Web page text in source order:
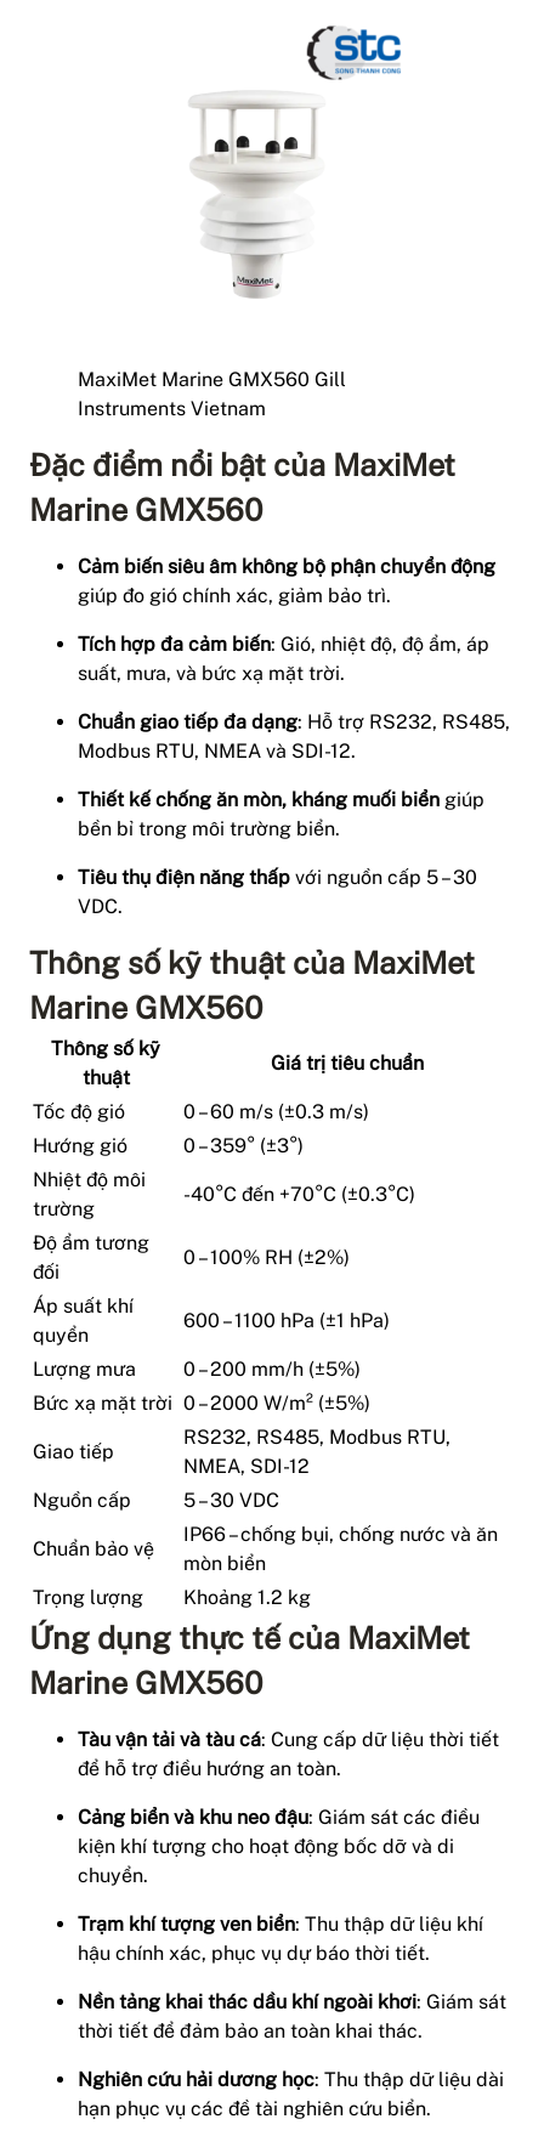
MaxiMet Marine GMX560 Gill
Instruments Vietnam
Đặc điểm nổi bật của MaxiMet
Marine GMX560
Cảm biến siêu âm không bộ phận chuyển động
giúp đo gió chính xác, giảm bảo trì.
Tích hợp đa cảm biến: Gió, nhiệt độ, độ ẩm, áp
suất, mưa, và bức xạ mặt trời.
Chuẩn giao tiếp đa dạng: Hỗ trợ RS232, RS485,
Modbus RTU, NMEA và SDI-12.
Thiết kế chống ăn mòn, kháng muối biển giúp
bền bỉ trong môi trường biển.
Tiêu thụ điện năng thấp với nguồn cấp 5 – 30
VDC.
Thông số kỹ thuật của MaxiMet
Marine GMX560
Thông số kỹ
thuật
Giá trị tiêu chuẩn
Tốc độ gió
0 – 60 m/s (±0.3 m/s)
Hướng gió
0 – 359° (±3°)
Nhiệt độ môi
trường
-40°C đến +70°C (±0.3°C)
Độ ẩm tương
đối
0 – 100% RH (±2%)
Áp suất khí
quyển
600 – 1100 hPa (±1 hPa)
Lượng mưa
0 – 200 mm/h (±5%)
Bức xạ mặt trời 0 – 2000 W/m² (±5%)
Giao tiếp
RS232, RS485, Modbus RTU,
NMEA, SDI-12
Nguồn cấp
5 – 30 VDC
Chuẩn bảo vệ
IP66 – chống bụi, chống nước và ăn
mòn biển
Trọng lượng
Khoảng 1.2 kg
Ứng dụng thực tế của MaxiMet
Marine GMX560
Tàu vận tải và tàu cá: Cung cấp dữ liệu thời tiết
để hỗ trợ điều hướng an toàn.
Cảng biển và khu neo đậu: Giám sát các điều
kiện khí tượng cho hoạt động bốc dỡ và di
chuyển.
Trạm khí tượng ven biển: Thu thập dữ liệu khí
hậu chính xác, phục vụ dự báo thời tiết.
Nền tảng khai thác dầu khí ngoài khơi: Giám sát
thời tiết để đảm bảo an toàn khai thác.
Nghiên cứu hải dương học: Thu thập dữ liệu dài
hạn phục vụ các đề tài nghiên cứu biển.